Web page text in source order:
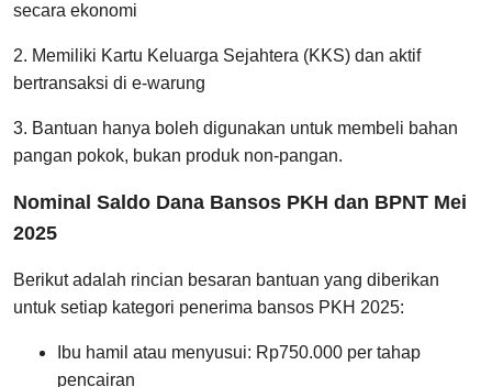
secara ekonomi
2. Memiliki Kartu Keluarga Sejahtera (KKS) dan aktif
bertransaksi di e-warung
3. Bantuan hanya boleh digunakan untuk membeli bahan
pangan pokok, bukan produk non-pangan.
Nominal Saldo Dana Bansos PKH dan BPNT Mei
2025
Berikut adalah rincian besaran bantuan yang diberikan
untuk setiap kategori penerima bansos PKH 2025:
Ibu hamil atau menyusui: Rp750.000 per tahap
pencairan